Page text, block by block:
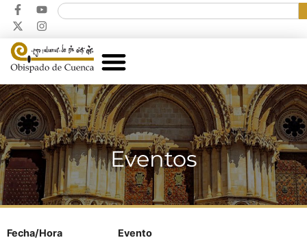
Eventos
Fecha/Hora Evento